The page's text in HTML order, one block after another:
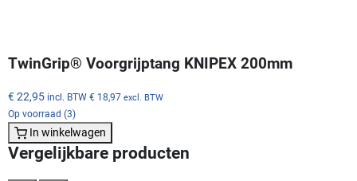
TwinGrip® Voorgrijptang KNIPEX 200mm
€ 22,95 incl. BTW € 18,97 excl. BTW
Op voorraad (3)
In winkelwagen
Vergelijkbare producten